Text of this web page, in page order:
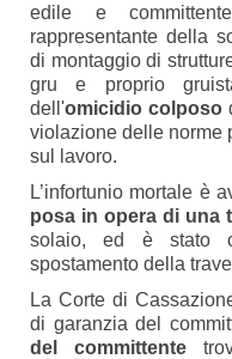
edile e
rappresentante della
di montaggio di
gru e proprio
dell'omicidio colposo
violazione delle norme
sul lavoro.
L’infortunio mortale è
posa in opera di una
solaio, ed è stato
spostamento della
La Corte di
di garanzia del
del committente